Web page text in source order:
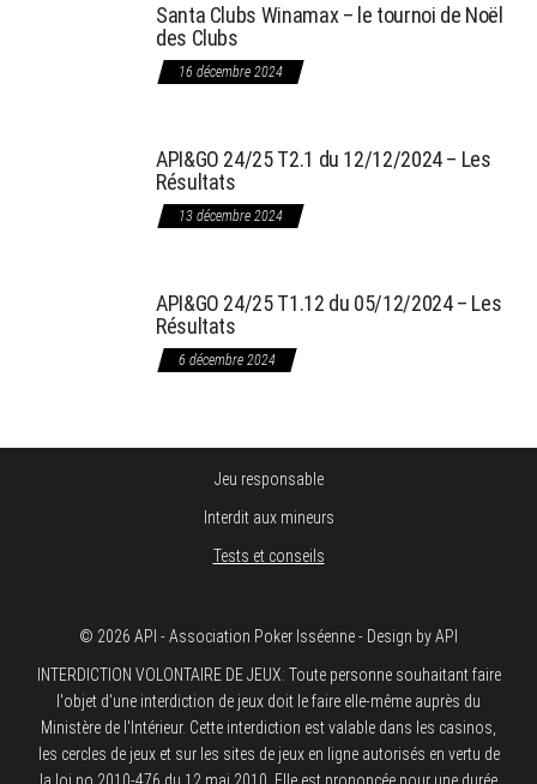
Santa Clubs Winamax – le tournoi de Noël
des Clubs
16 décembre 2024
API&GO 24/25 T2.1 du 12/12/2024 – Les
Résultats
13 décembre 2024
API&GO 24/25 T1.12 du 05/12/2024 – Les
Résultats
6 décembre 2024
Jeu responsable
Interdit aux mineurs
Tests et conseils
© 2026 API - Association Poker Isséenne - Design by API
INTERDICTION VOLONTAIRE DE JEUX: Toute personne souhaitant faire
l'objet d'une interdiction de jeux doit le faire elle-même auprès du
Ministère de l'Intérieur. Cette interdiction est valable dans les casinos,
les cercles de jeux et sur les sites de jeux en ligne autorisés en vertu de
la loi no 2010-476 du 12 mai 2010. Elle est prononcée pour une durée